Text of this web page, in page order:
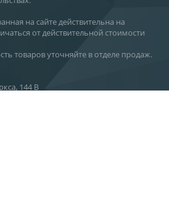
на сайте действительна на
от действительной стоимости
товаров уточняйте в отделе продаж.
144 В